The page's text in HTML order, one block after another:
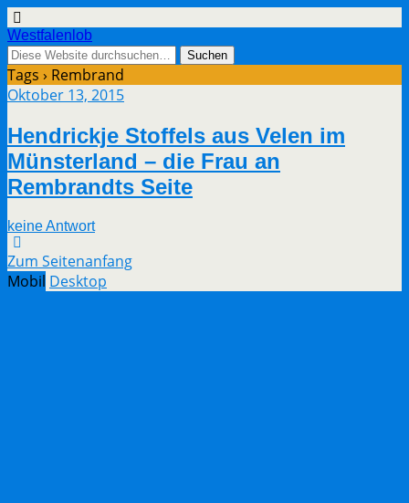
Westfalenlob
Tags › Rembrand
Oktober 13, 2015
Hendrickje Stoffels aus Velen im
Münsterland – die Frau an
Rembrandts Seite
keine Antwort
Zum Seitenanfang
Mobil Desktop